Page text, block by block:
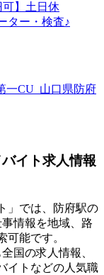
可】土日休
ター・検査♪
CU_山口県防府
イト求人情報
」では、防府駅の
情報を地域、路
能です。
国の求人情報、
イトなどの人気職